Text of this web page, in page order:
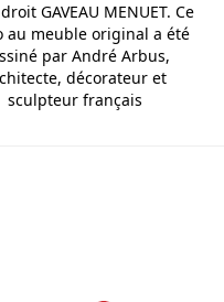
GAVEAU MENUET. Ce
au meuble original a été
par André Arbus,
décorateur et
sculpteur français